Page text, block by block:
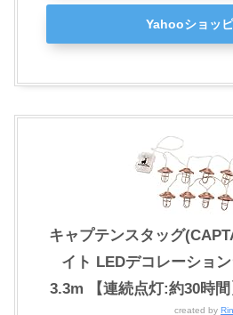
Yahooショッ
キャプテンスタッグ
イト LEDデコレーショ
3.3m 【連続点灯:約30時
created by